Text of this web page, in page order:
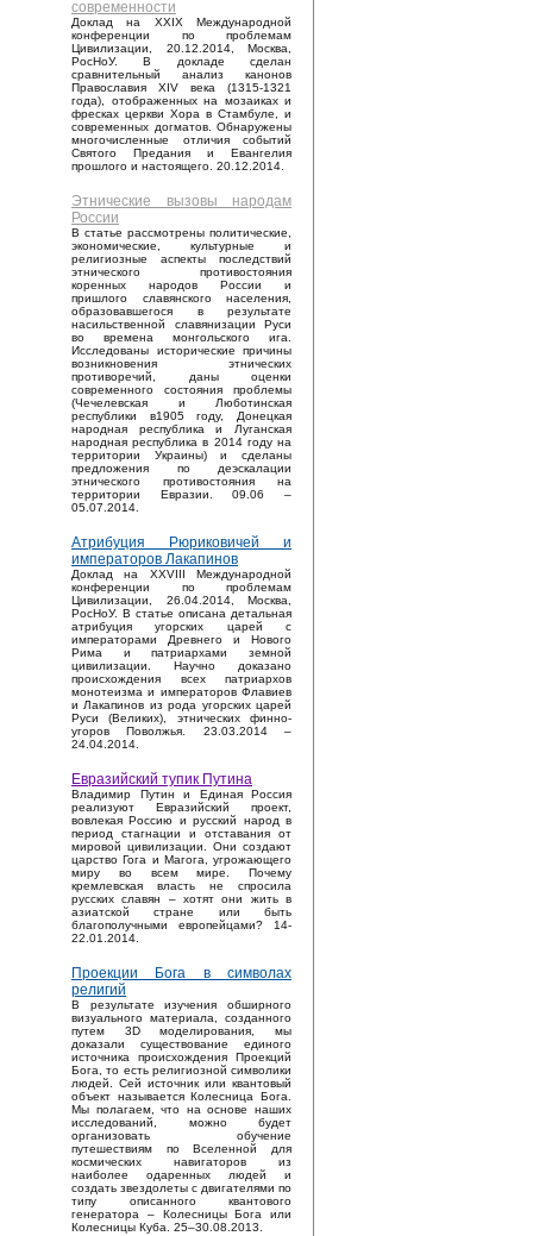
современности
Доклад на XXIX Международной
конференции по проблемам
Цивилизации, 20.12.2014, Москва,
РосНоУ. В докладе сделан
сравнительный анализ канонов
Православия XIV века (1315-1321
года), отображенных на мозаиках и
фресках церкви Хора в Стамбуле, и
современных догматов. Обнаружены
многочисленные отличия событий
Святого Предания и Евангелия
прошлого и настоящего. 20.12.2014.
Этнические вызовы народам
России
В статье рассмотрены политические,
экономические, культурные и
религиозные аспекты последствий
этнического противостояния
коренных народов России и
пришлого славянского населения,
образовавшегося в результате
насильственной славянизации Руси
во времена монгольского ига.
Исследованы исторические причины
возникновения этнических
противоречий, даны оценки
современного состояния проблемы
(Чечелевская и Люботинская
республики в1905 году, Донецкая
народная республика и Луганская
народная республика в 2014 году на
территории Украины) и сделаны
предложения по деэскалации
этнического противостояния на
территории Евразии. 09.06 –
05.07.2014.
Атрибуция Рюриковичей и
императоров Лакапинов
Доклад на XXVIII Международной
конференции по проблемам
Цивилизации, 26.04.2014, Москва,
РосНоУ. В статье описана детальная
атрибуция угорских царей с
императорами Древнего и Нового
Рима и патриархами земной
цивилизации. Научно доказано
происхождения всех патриархов
монотеизма и императоров Флавиев
и Лакапинов из рода угорских царей
Руси (Великих), этнических финно-
угоров Поволжья. 23.03.2014 –
24.04.2014.
Евразийский тупик Путина
Владимир Путин и Единая Россия
реализуют Евразийский проект,
вовлекая Россию и русский народ в
период стагнации и отставания от
мировой цивилизации. Они создают
царство Гога и Магога, угрожающего
миру во всем мире. Почему
кремлевская власть не спросила
русских славян – хотят они жить в
азиатской стране или быть
благополучными европейцами? 14-
22.01.2014.
Проекции Бога в символах
религий
В результате изучения обширного
визуального материала, созданного
путем 3D моделирования, мы
доказали существование единого
источника происхождения Проекций
Бога, то есть религиозной символики
людей. Сей источник или квантовый
объект называется Колесница Бога.
Мы полагаем, что на основе наших
исследований, можно будет
организовать обучение
путешествиям по Вселенной для
космических навигаторов из
наиболее одаренных людей и
создать звездолеты с двигателями по
типу описанного квантового
генератора – Колесницы Бога или
Колесницы Куба. 25–30.08.2013.